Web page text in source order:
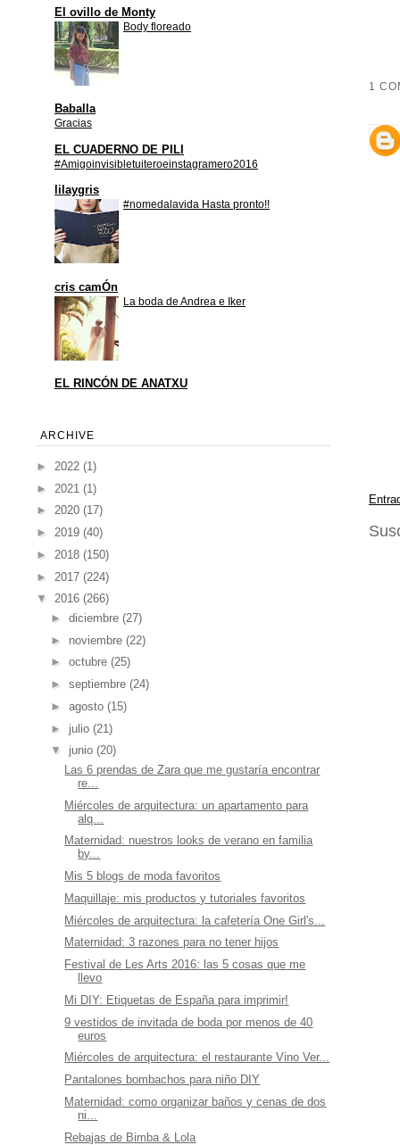
1
El ovillo de Monty
Body floreado
Baballa
Gracias
EL CUADERNO DE PILI
#Amigoinvisibletuiteroeinstagramero2016
lilaygris
#nomedalavida Hasta pronto!!
cris camÓn
La boda de Andrea e Iker
EL RINCÓN DE ANATXU
ARCHIVE
► 2022 (1)
► 2021 (1)
► 2020 (17)
► 2019 (40)
► 2018 (150)
► 2017 (224)
▼ 2016 (266)
► diciembre (27)
► noviembre (22)
► octubre (25)
► septiembre (24)
► agosto (15)
► julio (21)
▼ junio (20)
Las 6 prendas de Zara que me gustaría encontrar
re...
Miércoles de arquitectura: un apartamento para
alq...
Maternidad: nuestros looks de verano en familia
by...
Mis 5 blogs de moda favoritos
Maquillaje: mis productos y tutoriales favoritos
Miércoles de arquitectura: la cafetería One Girl's...
Maternidad: 3 razones para no tener hijos
Festival de Les Arts 2016: las 5 cosas que me
llevo
Mi DIY: Etiquetas de España para imprimir!
9 vestidos de invitada de boda por menos de 40
euros
Miércoles de arquitectura: el restaurante Vino Ver...
Pantalones bombachos para niño DIY
Maternidad: como organizar baños y cenas de dos
ni...
Rebajas de Bimba & Lola